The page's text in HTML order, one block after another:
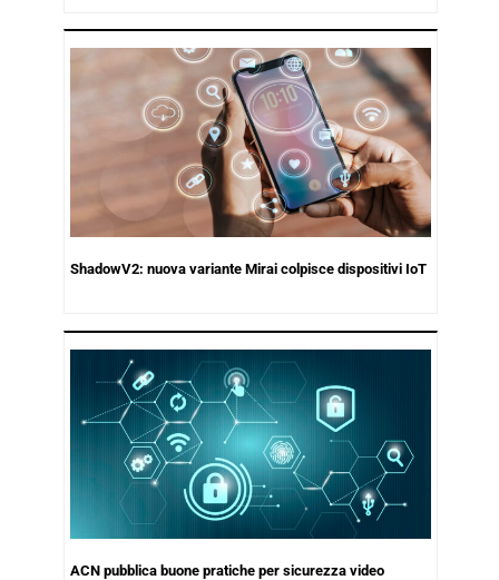
ShadowV2: nuova variante Mirai colpisce dispositivi IoT
ACN pubblica buone pratiche per sicurezza video